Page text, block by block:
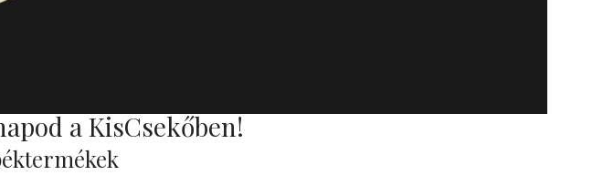
a KisCsekőben!